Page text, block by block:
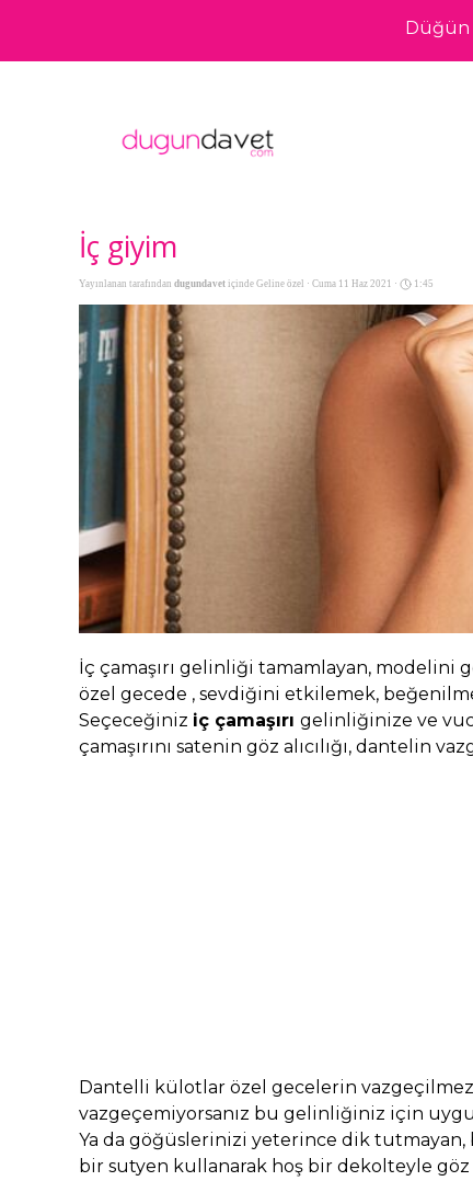
Düğün
İç giyim
Yayınlanan tarafından dugundavet içinde Geline özel · Cuma 11 Haz 2021 · 1:45
İç çamaşırı gelinliği tamamlayan,
özel gecede , sevdiğini etkilemek,
Seçeceğiniz iç çamaşırı gelinliğinize ve
çamaşırını satenin göz alıcılığı, dantelin
Dantelli külotlar özel gecelerin
vazgeçemiyorsanız bu gelinliğiniz için
Ya da göğüslerinizi yeterince dik
bir sutyen kullanarak hoş bir dekolteyle göz